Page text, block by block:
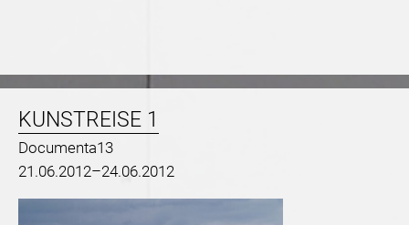
KUNSTREISE 1
Documenta13
21.06.2012–24.06.2012